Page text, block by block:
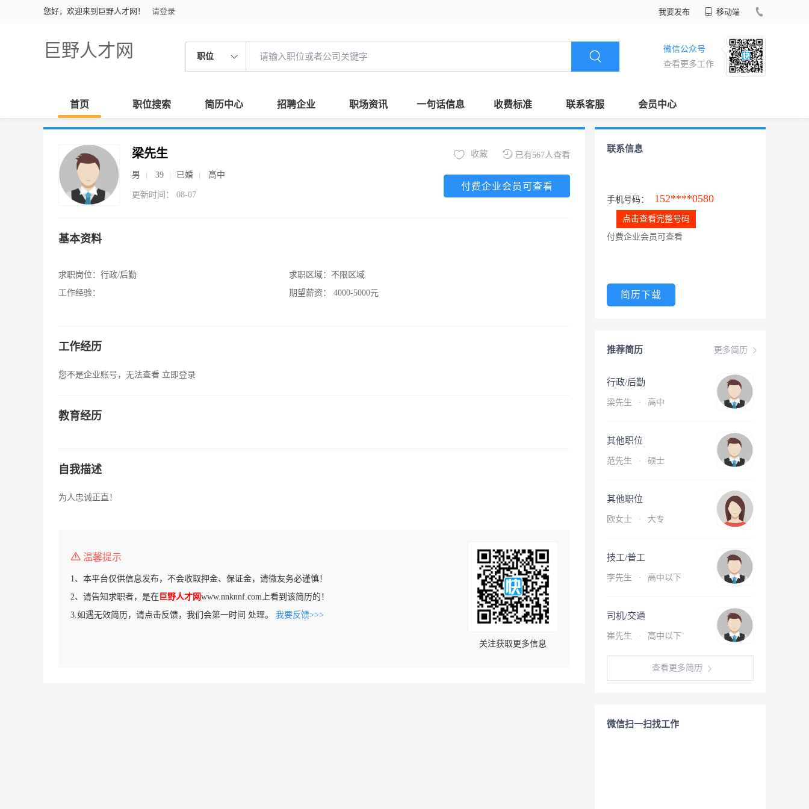
您好，欢迎来到巨野人才网！ 请登录 我要发布 移动端
巨野人才网 职位
微信公众号
查看更多工作
首页 职位搜索 简历中心 招聘企业 职场资讯 一句话信息 收费标准 联系客服 会员中心
梁先生
男 39 已婚 高中
更新时间： 08-07
已有567人查看
收藏
付费企业会员可查看
基本资料
求职岗位： 行政/后勤
工作经验：
求职区域： 不限区域
期望薪资：
4000-5000元
工作经历
您不是企业账号，无法查看 立即登录
教育经历
自我描述
为人忠诚正直！
温馨提示
1、本平台仅供信息发布，不会收取押金、保证金，请微友务必谨慎！
2、请告知求职者，是在 巨野人才网www.nnknnf.com上看到该简历的！
3.如遇无效简历，请点击反馈，我们会第一时间 处理。 我要反馈>>>
关注获取更多信息
联系信息
手机号码： 152****0580
点击查看完整号码
付费企业会员可查看
简历下载
更多简历
推荐简历
行政/后勤
梁先生 · 高中
其他职位
范先生 · 硕士
其他职位
欧女士 · 大专
技工/普工
李先生 · 高中以下
司机/交通
崔先生 · 高中以下
查看更多简历
微信扫一扫找工作